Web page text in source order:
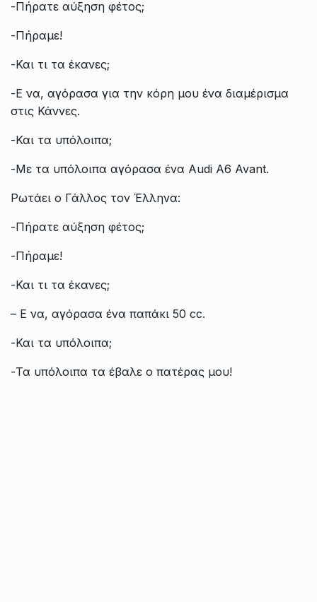
-Πήρατε αύξηση φέτος;
-Πήραμε!
-Και τι τα έκανες;
-Ε να, αγόρασα για την κόρη μου ένα διαμέρισμα
στις Κάννες.
-Και τα υπόλοιπα;
-Με τα υπόλοιπα αγόρασα ένα Audi A6 Avant.
Ρωτάει ο Γάλλος τον Έλληνα:
-Πήρατε αύξηση φέτος;
-Πήραμε!
-Και τι τα έκανες;
– Ε να, αγόρασα ένα παπάκι 50 cc.
-Και τα υπόλοιπα;
-Τα υπόλοιπα τα έβαλε ο πατέρας μου!